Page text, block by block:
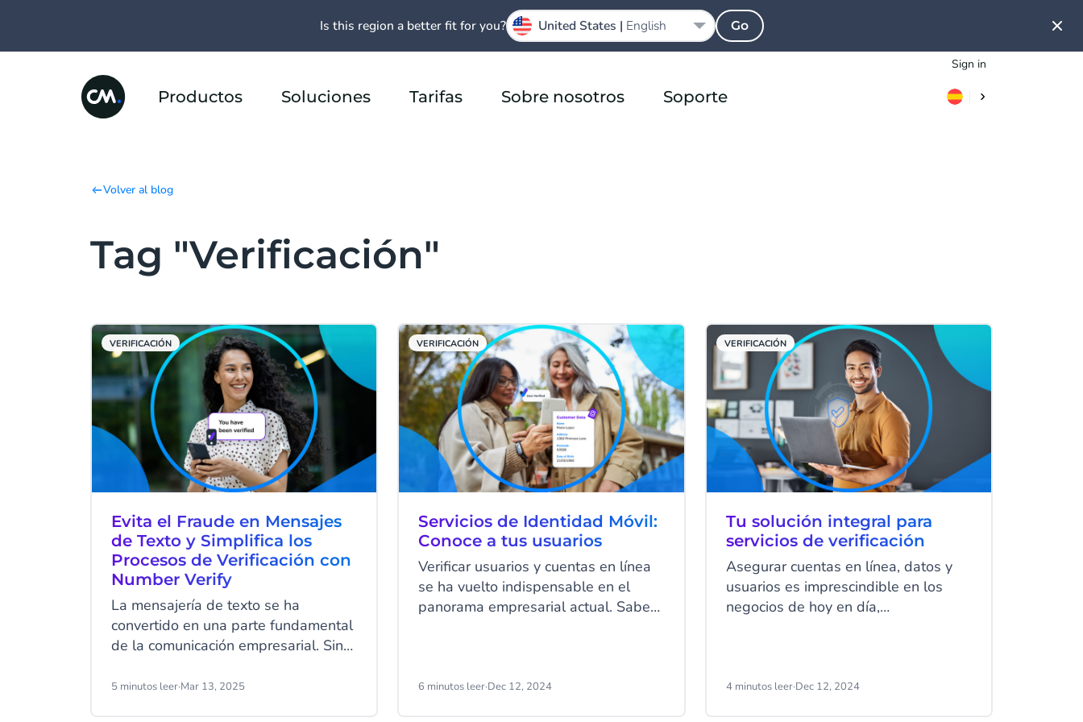
Sign in
Productos Soluciones Tarifas Sobre nosotros Soporte
Volver al blog
Tag "Verificación"
VERIFICACIÓN
Evita el Fraude en Mensajes
de Texto y Simplifica los
Procesos de Verificación con
Number Verify
La mensajería de texto se ha
convertido en una parte fundamental
de la comunicación empresarial. Sin
ciberdelincuentes han aprendido a
5 minutos leer·Mar 13, 2025
VERIFICACIÓN
Servicios de Identidad Móvil:
Conoce a tus usuarios
Verificar usuarios y cuentas en línea
se ha vuelto indispensable en el
panorama empresarial actual. Saber
es un requisito legal. Ya sea para
6 minutos leer·Dec 12, 2024
VERIFICACIÓN
Tu solución integral para
servicios de verificación
Asegurar cuentas en línea, datos y
usuarios es imprescindible en los
negocios de hoy en día,
periódicos. Pero simplemente
4 minutos leer·Dec 12, 2024
Is this region a better fit for you? United States | English Go